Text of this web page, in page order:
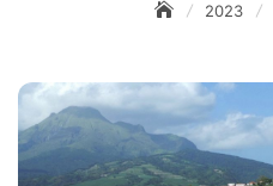
2023